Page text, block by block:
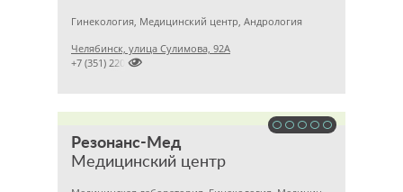
Гинекология, Медицинский центр, Андрология
Челябинск, улица Сулимова, 92А

+7 (351) 2201843
Резонанс-Мед
Медицинский центр